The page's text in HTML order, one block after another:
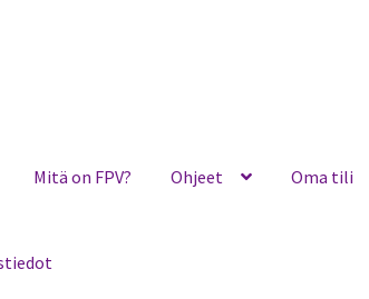
Mitä on FPV? Ohjeet Oma tili